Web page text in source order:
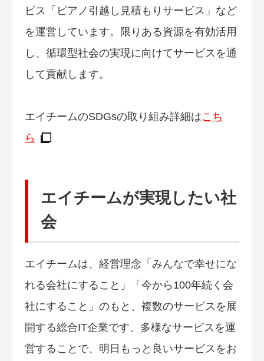
ビス「ピアノ引越し見積もりサービス」など
を運営しています。限りある資源を有効活用
し、循環型社会の実現に向けてサービスを通
して貢献します。
エイチームのSDGsの取り組み詳細はこち
ら
エイチームが実現したい社
会
エイチームは、経営理念「みんなで幸せにな
れる会社にすること」「今から100年続く会
社にすること」のもと、複数のサービスを展
開する総合IT企業です。多様なサービスを運
営することで、明日もっと良いサービスをお